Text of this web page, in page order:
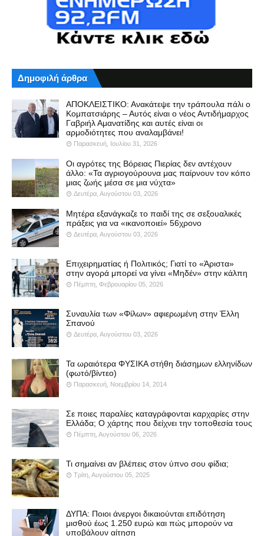
Δημοφιλή άρθρα
ΑΠΟΚΛΕΙΣΤΙΚΟ: Ανακάτεψε την τράπουλα πάλι ο
Κομπατσιάρης – Αυτός είναι ο νέος Αντιδήμαρχος
Γαβριήλ Αμανατίδης και αυτές είναι οι
αρμοδιότητες που αναλαμβάνει!
Παρασκευή, Ιουλίου 31, 2026
Οι αγρότες της Βόρειας Πιερίας δεν αντέχουν
άλλο: «Τα αγριογούρουνα μας παίρνουν τον κόπο
μιας ζωής μέσα σε μια νύχτα»
Δευτέρα, Αυγούστου 03, 2026
Μητέρα εξανάγκαζε το παιδί της σε σεξουαλικές
πράξεις για να «ικανοποιεί» 56χρονο
Δευτέρα, Αυγούστου 03, 2026
Επιχειρηματίας ή Πολιτικός; Γιατί το «Άριστα»
στην αγορά μπορεί να γίνει «Μηδέν» στην κάλπη
Πέμπτη, Φεβρουαρίου 05, 2026
Συναυλία των «Φίλων» αφιερωμένη στην Έλλη
Σπανού
Δευτέρα, Αυγούστου 03, 2026
Τα ωραιότερα ΦΥΣΙΚΑ στήθη διάσημων ελληνίδων
(φωτό/βίντεο)
Παρασκευή, Νοεμβρίου 14, 2014
Σε ποιες παραλίες καταγράφονται καρχαρίες στην
Ελλάδα; Ο χάρτης που δείχνει την τοποθεσία τους
Πέμπτη, Αυγούστου 06, 2026
Τι σημαίνει αν βλέπεις στον ύπνο σου φίδια;
Τρίτη, Αυγούστου 05, 2025
ΔΥΠΑ: Ποιοι άνεργοι δικαιούνται επιδότηση
μισθού έως 1.250 ευρώ και πώς μπορούν να
υποβάλουν αίτηση